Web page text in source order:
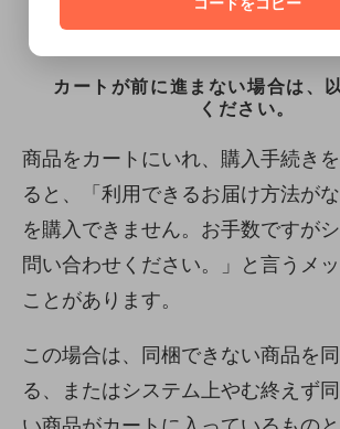
カートが前に進まない場合は、
ください。
商品をカートにいれ、購入手続き
ると、「利用できるお届け方法が
を購入できません。お手数ですが
問い合わせください。」と言うメ
ことがあります。
この場合は、同梱できない商品を
る、またはシステム上やむ終えず